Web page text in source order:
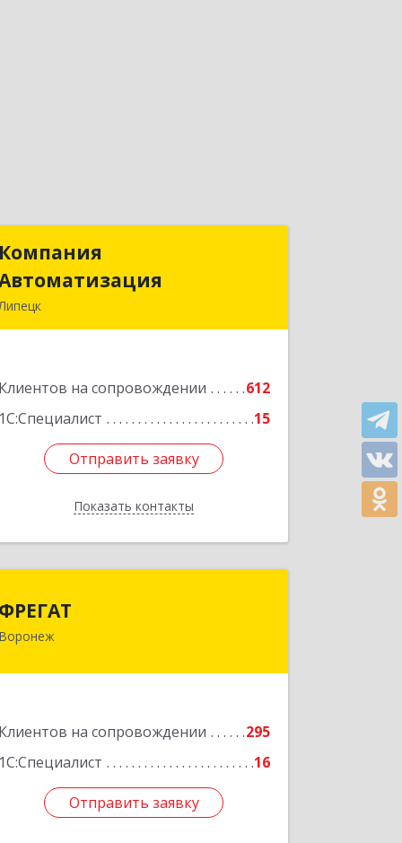
Компания
Клиентов на сопровождении
612
1С:Специалист
15
Отправить заявку
Показать контакты
Автоматизация
Подробнее
Отправить заявку
Назад
ФРЕГАТ
Воронеж
Клиентов на сопровождении
295
1С:Специалист
16
Отправить заявку
394006, Воронежская обл, Воронеж г,
Подробнее
Отправить заявку